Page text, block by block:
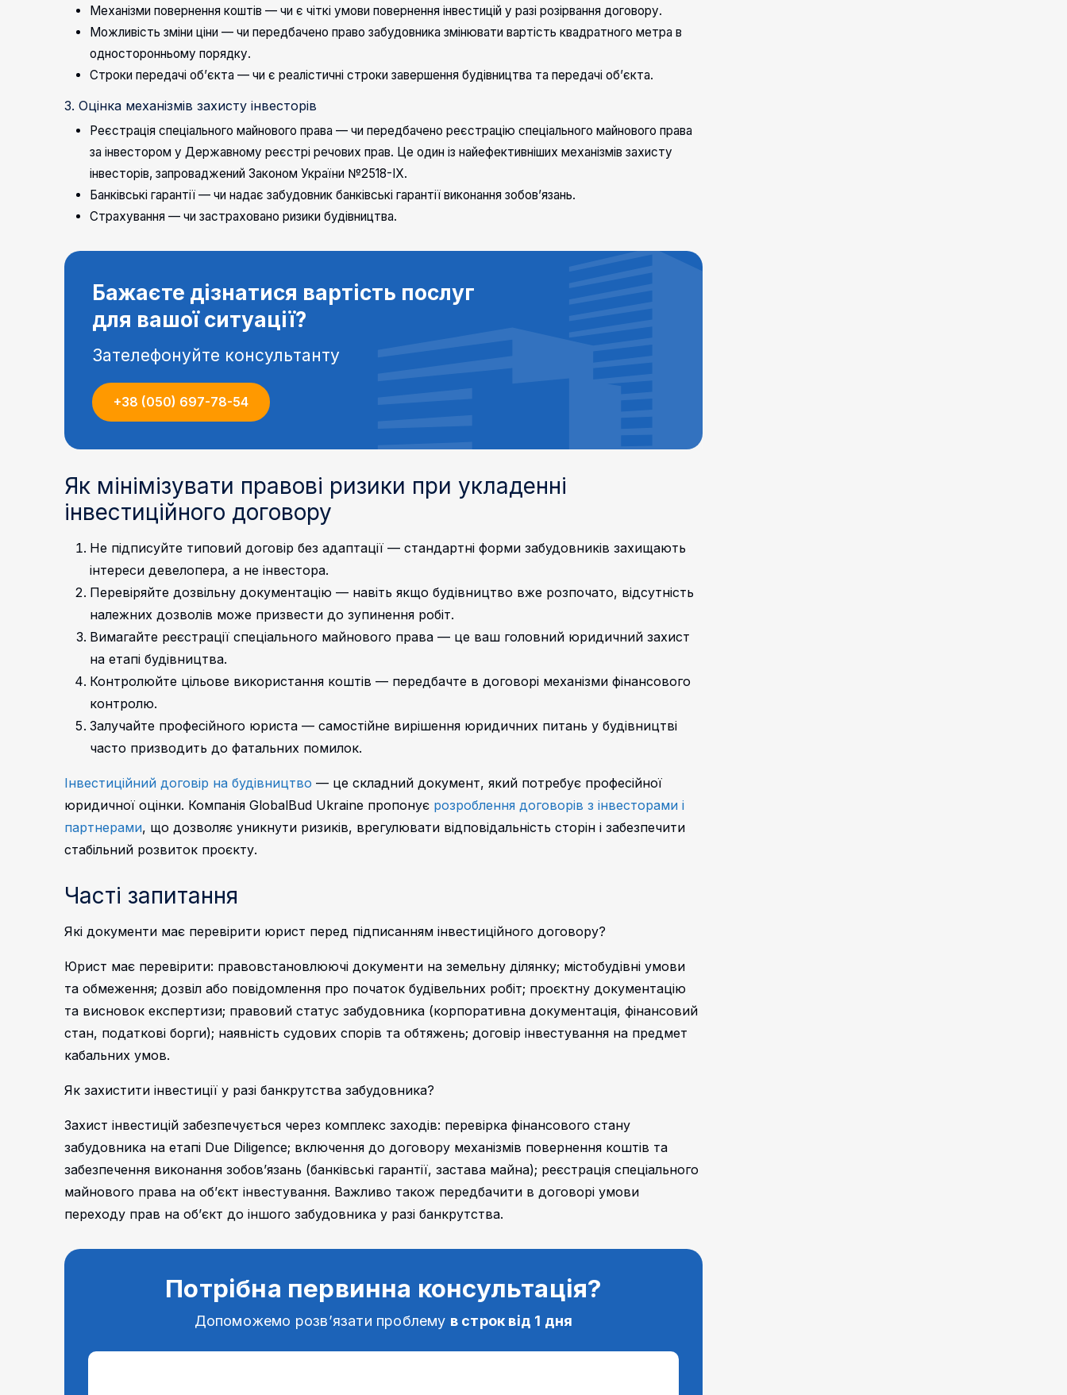
Механізми повернення коштів — чи є чіткі умови повернення інвестицій у разі розірвання договору.
Можливість зміни ціни — чи передбачено право забудовника змінювати вартість квадратного метра в
односторонньому порядку.
Строки передачі об’єкта — чи є реалістичні строки завершення будівництва та передачі об’єкта.
3. Оцінка механізмів захисту інвесторів
Реєстрація спеціального майнового права — чи передбачено реєстрацію спеціального майнового права
за інвестором у Державному реєстрі речових прав. Це один із найефективніших механізмів захисту
інвесторів, запроваджений Законом України №2518-IX.
Банківські гарантії — чи надає забудовник банківські гарантії виконання зобов’язань.
Страхування — чи застраховано ризики будівництва.
Бажаєте дізнатися вартість послуг
для вашої ситуації?
Зателефонуйте консультанту
+38 (050) 697-78-54
Як мінімізувати правові ризики при укладенні
інвестиційного договору
Не підписуйте типовий договір без адаптації — стандартні форми забудовників захищають
інтереси девелопера, а не інвестора.
Перевіряйте дозвільну документацію — навіть якщо будівництво вже розпочато, відсутність
належних дозволів може призвести до зупинення робіт.
Вимагайте реєстрації спеціального майнового права — це ваш головний юридичний захист
на етапі будівництва.
Контролюйте цільове використання коштів — передбачте в договорі механізми фінансового
контролю.
Залучайте професійного юриста — самостійне вирішення юридичних питань у будівництві
часто призводить до фатальних помилок.
Інвестиційний договір на будівництво — це складний документ, який потребує професійної
юридичної оцінки. Компанія GlobalBud Ukraine пропонує розроблення договорів з інвесторами і
партнерами, що дозволяє уникнути ризиків, врегулювати відповідальність сторін і забезпечити
стабільний розвиток проєкту.
Часті запитання
Які документи має перевірити юрист перед підписанням інвестиційного договору?
Юрист має перевірити: правовстановлюючі документи на земельну ділянку; містобудівні умови
та обмеження; дозвіл або повідомлення про початок будівельних робіт; проєктну документацію
та висновок експертизи; правовий статус забудовника (корпоративна документація, фінансовий
стан, податкові борги); наявність судових спорів та обтяжень; договір інвестування на предмет
кабальних умов.
Як захистити інвестиції у разі банкрутства забудовника?
Захист інвестицій забезпечується через комплекс заходів: перевірка фінансового стану
забудовника на етапі Due Diligence; включення до договору механізмів повернення коштів та
забезпечення виконання зобов’язань (банківські гарантії, застава майна); реєстрація спеціального
майнового права на об’єкт інвестування. Важливо також передбачити в договорі умови
переходу прав на об’єкт до іншого забудовника у разі банкрутства.
Потрібна первинна консультація?
Допоможемо розв’язати проблему в строк від 1 дня